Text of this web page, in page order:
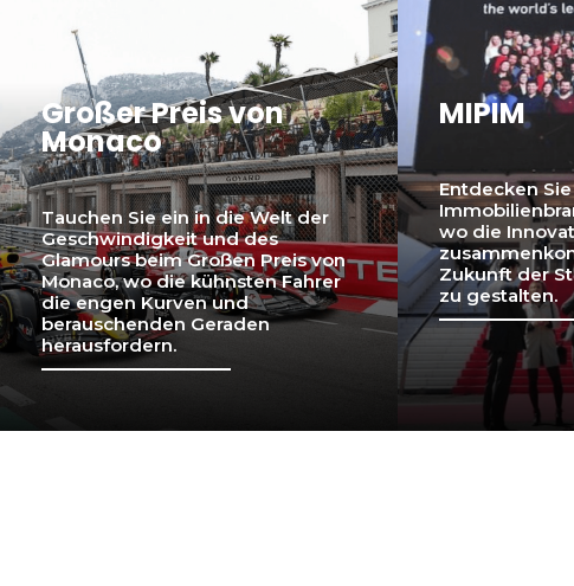
Großer Preis von
Monaco
Tauchen Sie ein in die Welt der
Geschwindigkeit und des
Glamours beim Großen Preis von
Monaco, wo die kühnsten Fahrer
die engen Kurven und
berauschenden Geraden
herausfordern.
MIPIM
Entdecken
wo die
Zukunft der
zu gestalten.